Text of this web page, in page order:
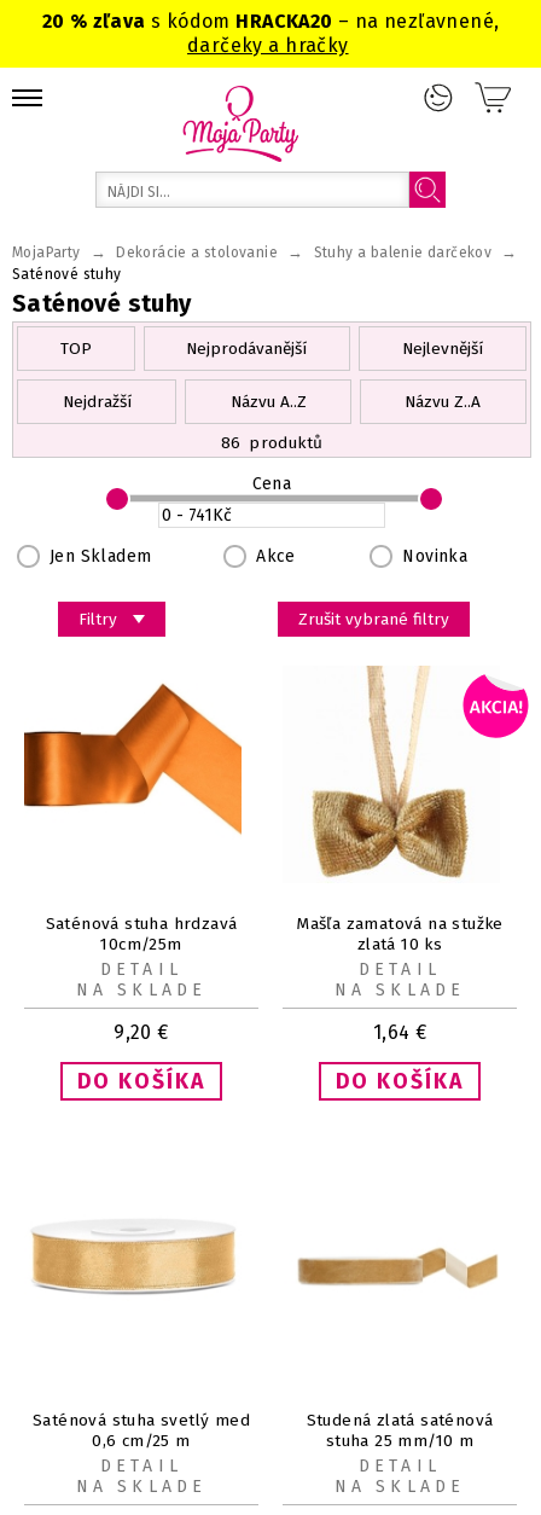
20 % zľavas kódom HRACKA20 – na nezľavnené,
darčeky a hračky
Saténové stuhy
MojaParty → Dekorácie a stolovanie → Stuhy a balenie darčekov →
Saténové stuhy
TOP Nejprodávanější Nejlevnější
Nejdražší Názvu A..Z
Názvu Z..A
86 produktů
Filtry
Jen Skladem Akce Novinka
Cena
Zrušit vybrané filtry
Saténová stuha hrdzavá
10cm/25m
9,20 €
DETAIL
NA SKLADE
Mašľa zamatová na stužke
zlatá 10 ks
1,64 €
DETAIL
NA SKLADE
Saténová stuha svetlý med
0,6 cm/25 m
DETAIL
NA SKLADE
Studená zlatá saténová
stuha 25 mm/10 m
DETAIL
NA SKLADE